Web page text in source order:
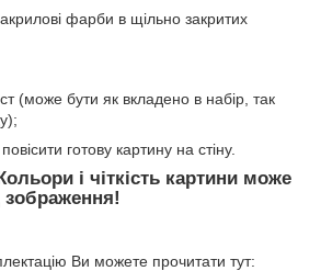
фарби в щільно закритих
(може бути як вкладено в набір, так
готову картину на стіну.
і чіткість картини може
зображення!
Ви можете прочитати тут: